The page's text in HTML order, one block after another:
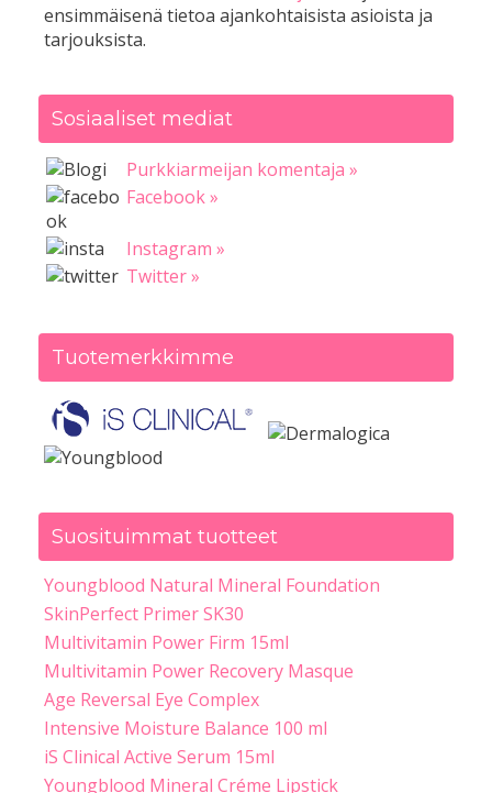
ensimmäisenä tietoa ajankohtaisista asioista ja
tarjouksista.
Sosiaaliset mediat
Purkkiarmeijan komentaja »
Facebook »
Instagram »
Twitter »
Tuotemerkkimme
Suosituimmat tuotteet
Youngblood Natural Mineral Foundation
SkinPerfect Primer SK30
Multivitamin Power Firm 15ml
Multivitamin Power Recovery Masque
Age Reversal Eye Complex
Intensive Moisture Balance 100 ml
iS Clinical Active Serum 15ml
Youngblood Mineral Créme Lipstick